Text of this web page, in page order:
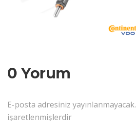
0 Yorum
E-posta adresiniz yayınlanmayacak.
işaretlenmişlerdir